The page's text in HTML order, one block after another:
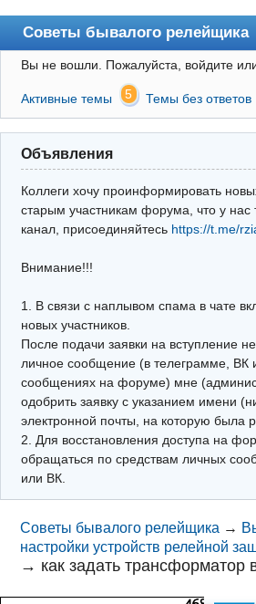
Советы бывалого релейщика
Форум
Правила
Поиск
Регистрация
Архив
Почта
Поиск релейщика
Видео РЗиА
Фотохостинг
Телеграм
Вы не вошли. Пожалуйста, войдите
Активные темы 5 Темы без ответов
Объявления
Коллеги хочу проинформировать
старым участникам форума, что у нас
канал, присоединяйтесь https://t.me/
Внимание!!!
1. В связи с наплывом спама в чате
новых участников.
После подачи заявки на вступление
личное сообщение (в телеграмме, ВК
сообщениях на форуме) мне
одобрить заявку с указанием имени
электронной почты, на которую была
2. Для восстановления доступа на
обращаться по средствам личных
или ВК.
Советы бывалого релейщика →
настройки устройств релейной
→ как задать трансформатор